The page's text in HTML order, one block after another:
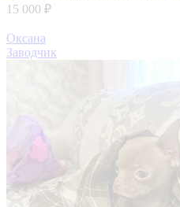
15 000 ₽
Оксана
Заводчик